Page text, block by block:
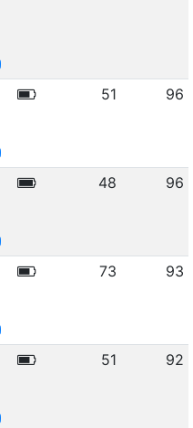
51 96
48 96
73 93
51 92